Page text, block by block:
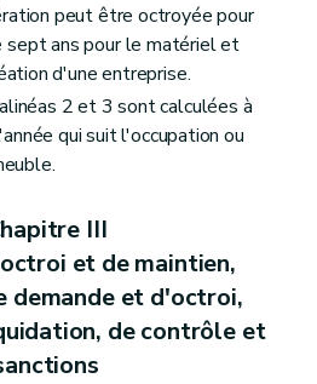
peut être octroyée pour
sept ans pour le matériel et
d'une entreprise.
2 et 3 sont calculées à
qui suit l'occupation ou
III
et de maintien,
demande et d'octroi,
de contrôle et